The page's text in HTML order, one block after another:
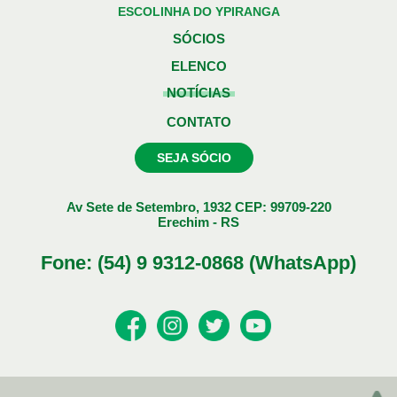
ESCOLINHA DO YPIRANGA
SÓCIOS
ELENCO
NOTÍCIAS
CONTATO
SEJA SÓCIO
Av Sete de Setembro, 1932 CEP: 99709-220
Erechim - RS
Fone: (54) 9 9312-0868 (WhatsApp)